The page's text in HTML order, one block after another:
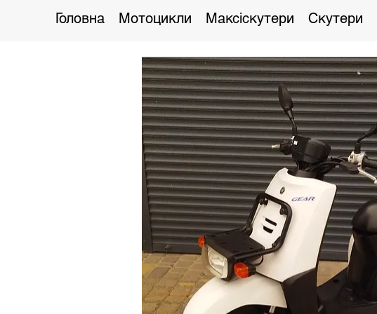
Головна Мотоцикли Максіскутери Скутери